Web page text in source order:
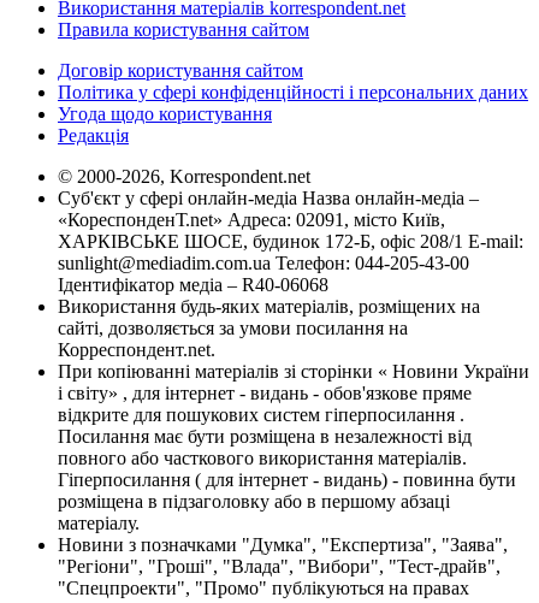
Використання матеріалів korrespondent.net
Правила користування сайтом
Договір користування сайтом
Політика у сфері конфіденційності і персональних даних
Угода щодо користування
Редакція
© 2000-2026, Korrespondent.net
Суб'єкт у сфері онлайн-медіа Назва онлайн-медіа –
«КореспонденТ.net» Адреса: 02091, місто Київ,
ХАРКІВСЬКЕ ШОСЕ, будинок 172-Б, офіс 208/1 E-mail:
sunlight@mediadim.com.ua Телефон: 044-205-43-00
Ідентифікатор медіа – R40-06068
Використання будь-яких матеріалів, розміщених на
сайті, дозволяється за умови посилання на
Корреспондент.net.
При копіюванні матеріалів зі сторінки « Новини України
і світу» , для інтернет - видань - обов'язкове пряме
відкрите для пошукових систем гіперпосилання .
Посилання має бути розміщена в незалежності від
повного або часткового використання матеріалів.
Гіперпосилання ( для інтернет - видань) - повинна бути
розміщена в підзаголовку або в першому абзаці
матеріалу.
Новини з позначками "Думка", "Експертиза", "Заява",
"Регіони", "Гроші", "Влада", "Вибори", "Тест-драйв",
"Спецпроекти", "Промо" публікуються на правах